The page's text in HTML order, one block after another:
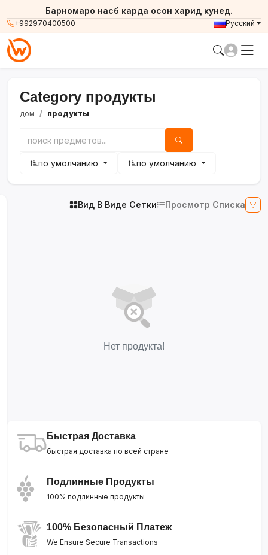
+992970400500
Барномаро насб карда осон харид кунед.
Русский
Category продукты
дом продукты
по умолчанию по умолчанию
Вид В Виде Сетки Просмотр Списка
Нет продукта!
Быстрая Доставка
быстрая доставка по всей стране
Подлинные Продукты
100% подлинные продукты
100% Безопасный Платеж
We Ensure Secure Transactions